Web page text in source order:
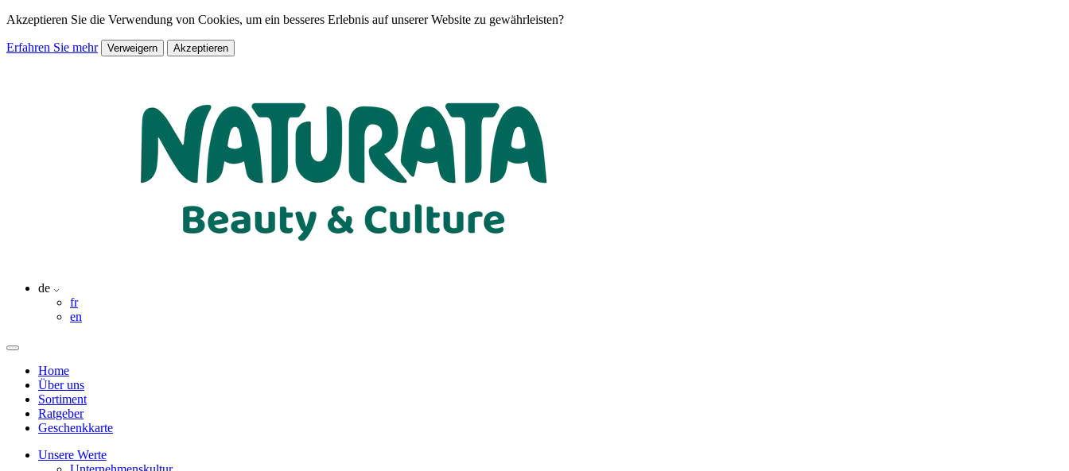
Akzeptieren Sie die Verwendung von Cookies, um ein besseres Erlebnis auf unserer Website zu gewährleisten?
Erfahren Sie mehr Verweigern Akzeptieren
de
fr
en
Home
Über uns
Sortiment
Ratgeber
Geschenkkarte
Unsere Werte